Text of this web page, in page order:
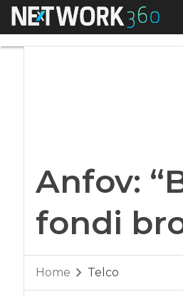
Menu
Anfov:
fondi
Home Telco